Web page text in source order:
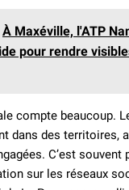
À Maxéville, l'ATP
pour rendre
compte beaucoup.
dans des territoires,
C’est souvent
sur les réseaux